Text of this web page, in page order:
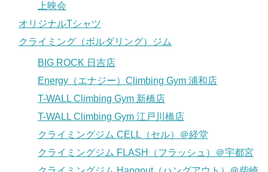
上映会
オリジナルTシャツ
クライミング（ボルダリング）ジム
BIG ROCK 日吉店
Energy（エナジー）Climbing Gym 浦和店
T-WALL Climbing Gym 新橋店
T-WALL Climbing Gym 江戸川橋店
クライミングジム CELL（セル）＠経堂
クライミングジム FLASH（フラッシュ）＠宇都宮